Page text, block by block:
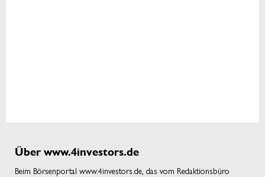
Über www.4investors.de
Beim Börsenportal www.4investors.de, das vom Redaktionsbüro